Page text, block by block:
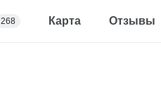
268 Карта Отзывы